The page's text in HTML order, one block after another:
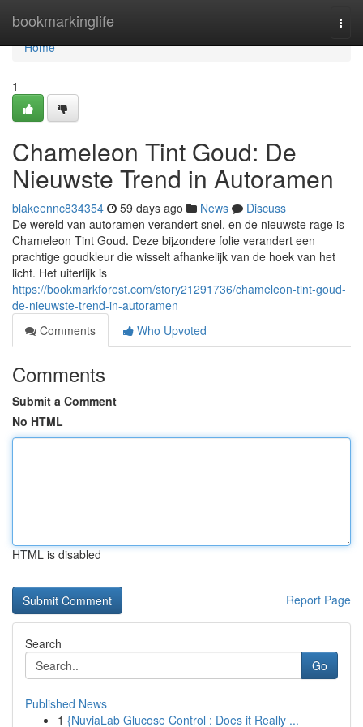
bookmarkinglife
Home
Home
1
Chameleon Tint Goud: De
Nieuwste Trend in Autoramen
blakeennc834354 59 days ago News
Discuss
De wereld van autoramen verandert snel, en de nieuwste rage is
Chameleon Tint Goud. Deze bijzondere folie verandert een
prachtige goudkleur die wisselt afhankelijk van de hoek van het
licht. Het uiterlijk is
https://bookmarkforest.com/story21291736/chameleon-tint-goud-
de-nieuwste-trend-in-autoramen
Comments
Who Upvoted
Comments
Submit a Comment
No HTML
HTML is disabled
Report Page
Search
Go
Published News
1 {NuviaLab Glucose Control : Does it Really ...